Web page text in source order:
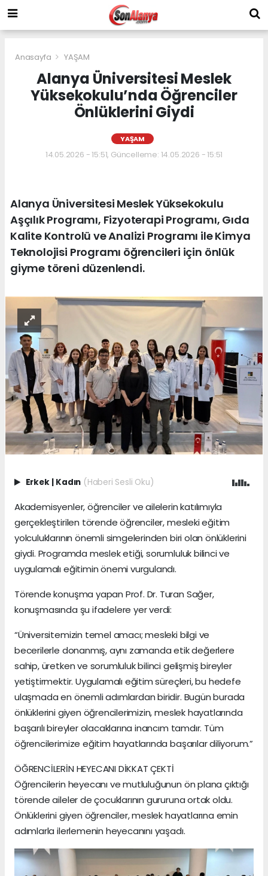
Anasayfa YAŞAM
Alanya Üniversitesi Meslek
Yüksekokulu’nda Öğrenciler
Önlüklerini Giydi
YAŞAM
14.05.2026 - 15:51, Güncelleme: 14.05.2026 - 15:51
Alanya Üniversitesi Meslek Yüksekokulu
Aşçılık Programı, Fizyoterapi Programı, Gıda
Kalite Kontrolü ve Analizi Programı ile Kimya
Teknolojisi Programı öğrencileri için önlük
giyme töreni düzenlendi.
Erkek | Kadın (Haberi Sesli Oku)
Akademisyenler, öğrenciler ve ailelerin katılımıyla
gerçekleştirilen törende öğrenciler, mesleki eğitim
yolculuklarının önemli simgelerinden biri olan önlüklerini
giydi. Programda meslek etiği, sorumluluk bilinci ve
uygulamalı eğitimin önemi vurgulandı.
Törende konuşma yapan Prof. Dr. Turan Sağer,
konuşmasında şu ifadelere yer verdi:
“Üniversitemizin temel amacı; mesleki bilgi ve
becerilerle donanmış, aynı zamanda etik değerlere
sahip, üretken ve sorumluluk bilinci gelişmiş bireyler
yetiştirmektir. Uygulamalı eğitim süreçleri, bu hedefe
ulaşmada en önemli adımlardan biridir. Bugün burada
önlüklerini giyen öğrencilerimizin, meslek hayatlarında
başarılı bireyler olacaklarına inancım tamdır. Tüm
öğrencilerimize eğitim hayatlarında başarılar diliyorum.”
ÖĞRENCİLERİN HEYECANI DİKKAT ÇEKTİ
Öğrencilerin heyecanı ve mutluluğunun ön plana çıktığı
törende aileler de çocuklarının gururuna ortak oldu.
Önlüklerini giyen öğrenciler, meslek hayatlarına emin
adımlarla ilerlemenin heyecanını yaşadı.